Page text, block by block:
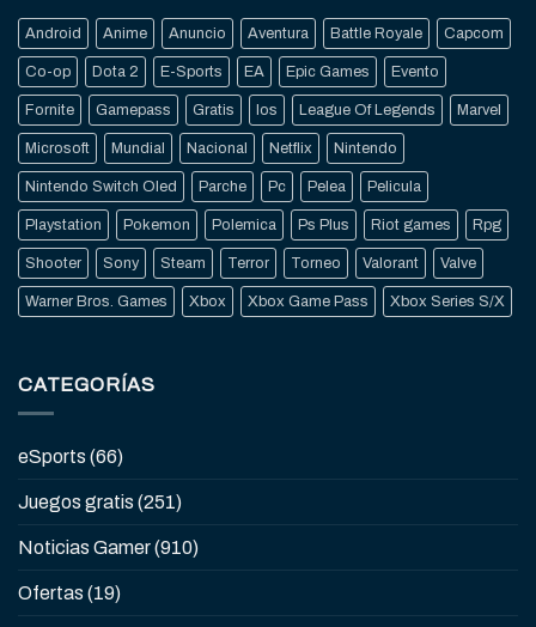
Android Anime Anuncio Aventura Battle Royale Capcom
Co-op Dota 2 E-Sports EA Epic Games Evento
Fornite Gamepass Gratis Ios League Of Legends Marvel
Microsoft Mundial Nacional Netflix Nintendo
Nintendo Switch Oled Parche Pc Pelea Pelicula
Playstation Pokemon Polemica Ps Plus Riot games Rpg
Shooter Sony Steam Terror Torneo Valorant Valve
Warner Bros. Games Xbox Xbox Game Pass Xbox Series S/X
CATEGORÍAS
eSports (66)
Juegos gratis (251)
Noticias Gamer(910)
Ofertas (19)